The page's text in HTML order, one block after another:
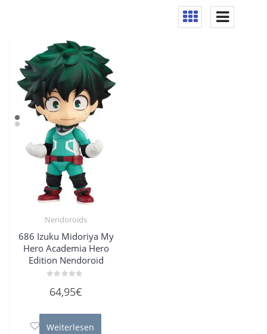
Nendoroids
686 Izuku Midoriya My
Hero Academia Hero
Edition Nendoroid
mit
5
64,95€
Weiterlesen